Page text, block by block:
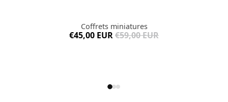
Coffrets miniatures
€45,00 EUR€59,00 EUR